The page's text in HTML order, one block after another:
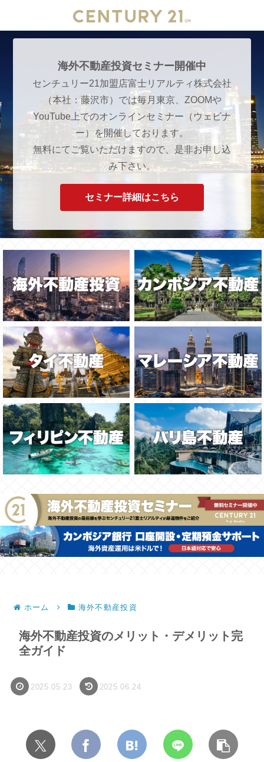
海外不動産投資セミナー開催中
センチュリー21加盟店富士リアルティ株式会社
（本社：藤沢市）では毎月東京、ZOOMや
YouTube上でのオンラインセミナー（ウェビナ
ー）を開催しております。
無料にてご覧いただけますので、是非お申し込
み下さい。
セミナー詳細はこちら
ホーム 海外不動産投資
海外不動産投資のメリット・デメリット完
全ガイド
2025.05.23 2025.06.24